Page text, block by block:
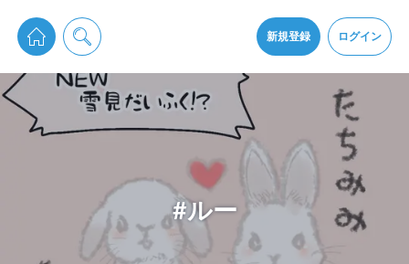
新規登録 ログイン
pixiv Sketchは2024年5月28日付で プライパシーポリシーを改定しました。
通知を受け取るにはここをクリックします
pixiv Sketchアプリでさらに快適に！
アプリをインストール
#ルー